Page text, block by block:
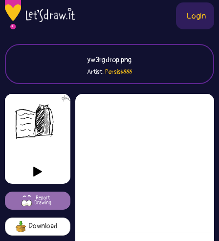
Login
yw3rgdrop.png
Artist:Persiskäää
Report
Drawing
Download